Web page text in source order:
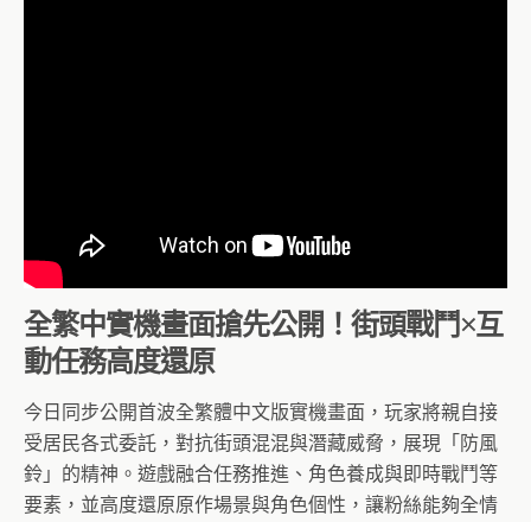
全繁中實機畫面搶先公開！街頭戰鬥×互
動任務高度還原
今日同步公開首波全繁體中文版實機畫面，玩家將親自接
受居民各式委託，對抗街頭混混與潛藏威脅，展現「防風
鈴」的精神。遊戲融合任務推進、角色養成與即時戰鬥等
要素，並高度還原原作場景與角色個性，讓粉絲能夠全情